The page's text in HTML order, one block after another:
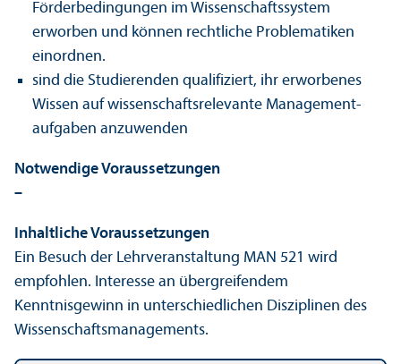
Förderbedingungen im Wissenschafts­system
erworben und können rechtliche Problematiken
einordnen.
sind die Studierenden qualifiziert, ihr erworbenes
Wissen auf wissenschafts­relevante Management­
aufgaben anzuwenden
Notwendige Voraussetzungen
–
Inhaltliche Voraussetzungen
Ein Besuch der Lehr­veranstaltung MAN 521 wird
empfohlen. Interesse an übergreifendem
Kenntnisgewinn in unter­schiedlichen Disziplinen des
Wissenschafts­managements.